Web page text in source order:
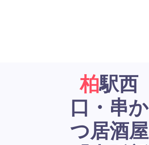
柏駅西
口・串か
つ居酒屋